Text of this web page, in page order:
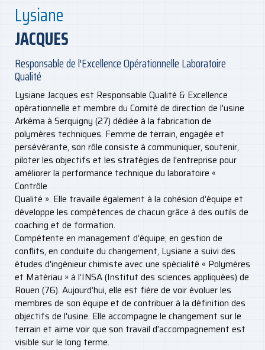
Lysiane
JACQUES
Responsable de l'Excellence Opérationnelle Laboratoire
Qualité
Lysiane Jacques est Responsable Qualité & Excellence
opérationnelle et membre du Comité de direction de l'usine
Arkéma à Serquigny (27) dédiée à la fabrication de
polymères techniques. Femme de terrain, engagée et
persévérante, son rôle consiste à communiquer, soutenir,
piloter les objectifs et les stratégies de l’entreprise pour
améliorer la performance technique du laboratoire «
Contrôle
Qualité ». Elle travaille également à la cohésion d’équipe et
développe les compétences de chacun grâce à des outils de
coaching et de formation.
Compétente en management d’équipe, en gestion de
conflits, en conduite du changement, Lysiane a suivi des
études d'ingénieur chimiste avec une spécialité « Polymères
et Matériau » à l’INSA (Institut des sciences appliquées) de
Rouen (76). Aujourd’hui, elle est fière de voir évoluer les
membres de son équipe et de contribuer à la définition des
objectifs de l'usine. Elle accompagne le changement sur le
terrain et aime voir que son travail d'accompagnement est
visible sur le long terme.